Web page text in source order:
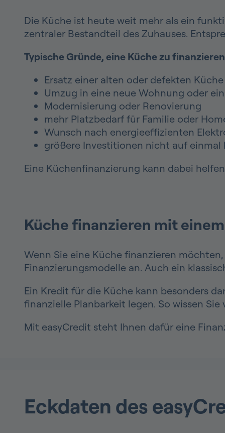
Die Küche ist heute weit mehr als ein
zentraler Bestandteil des Zuhauses.
Typische Gründe, eine Küche zu
Ersatz einer alten oder defekten Küche
Umzug in eine neue Wohnung oder
Modernisierung oder Renovierung
mehr Platzbedarf für Familie oder
Wunsch nach energieeffizienten
größere Investitionen nicht auf einmal
Eine Küchenfinanzierung kann dabei
Küche finanzieren mit
Wenn Sie eine Küche finanzieren
Finanzierungsmodelle an. Auch ein
Ein Kredit für die Küche kann besonders
finanzielle Planbarkeit legen. So wissen
Mit easyCredit steht Ihnen dafür eine
Eckdaten des